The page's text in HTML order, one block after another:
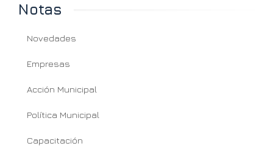
Notas
Novedades
Empresas
Acción Municipal
Política Municipal
Capacitación